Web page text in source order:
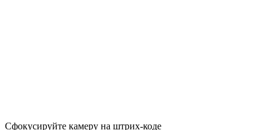
Сфокусируйте камеру на штрих-коде